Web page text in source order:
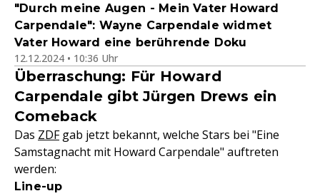
"Durch meine Augen - Mein Vater Howard
Carpendale": Wayne Carpendale widmet
Vater Howard eine berührende Doku
12.12.2024 • 10:36 Uhr
Überraschung: Für Howard
Carpendale gibt Jürgen Drews ein
Comeback
Das ZDFgab jetzt bekannt, welche Stars bei "Eine
Samstagnacht mit Howard Carpendale" auftreten
werden:
Line-up